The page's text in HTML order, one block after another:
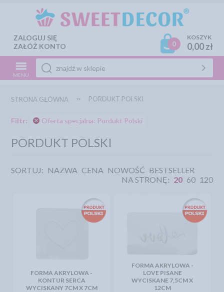
ZALOGUJ SIĘ
ZAŁÓŻ KONTO
0
KOSZYK
0,00 zł
MENU
STRONA GŁÓWNA PORDUKT POLSKI
Filtr: Oferta specjalna: Pordukt Polski
PORDUKT POLSKI
SORTUJ: NAZWA CENA NOWOŚĆ BESTSELLER
NA STRONĘ: 20 60 120
FORMA AKRYLOWA -
KONTUR SERCA
WYCISKANY 7CM X 7CM
FORMA AKRYLOWA -
LOVE PISANE
WYCISKANE 7,5CM X
12CM